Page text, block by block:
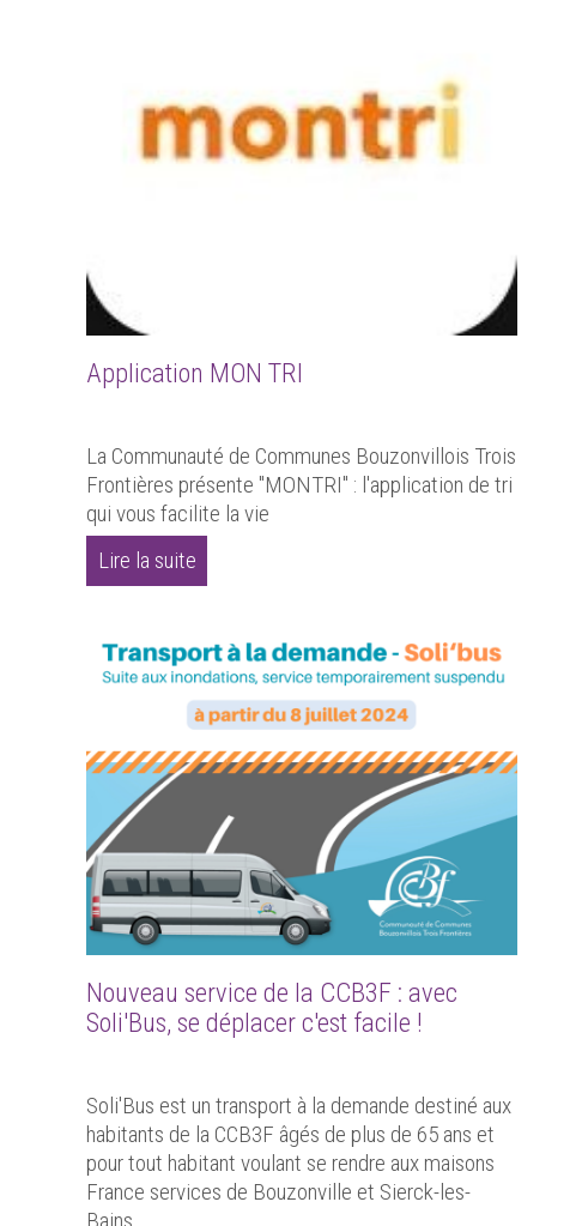
Application MON TRI
La Communauté de Communes Bouzonvillois Trois
Frontières présente "MONTRI" : l'application de tri
qui vous facilite la vie
Lire la suite
Nouveau service de la CCB3F : avec
Soli'Bus, se déplacer c'est facile !
Soli'Bus est un transport à la demande destiné aux
habitants de la CCB3F âgés de plus de 65 ans et
pour tout habitant voulant se rendre aux maisons
France services de Bouzonville et Sierck-les-